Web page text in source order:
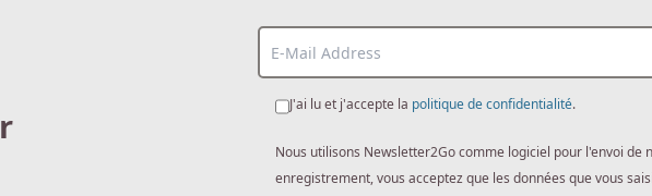
J'ai lu et j'accepte la politique de confidentialité.
Nous utilisons Newsletter2Go comme logiciel pour l'envoi
enregistrement, vous acceptez que les données que vous